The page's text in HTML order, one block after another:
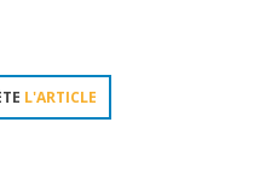
L'ARTICLE